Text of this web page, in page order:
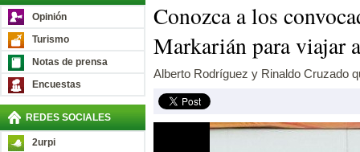
Opinión
Turismo
Notas de prensa
Encuestas
REDES SOCIALES
2urpi
Conozca a los
Markarián para viajar
Alberto Rodríguez y Rinaldo Cruzado